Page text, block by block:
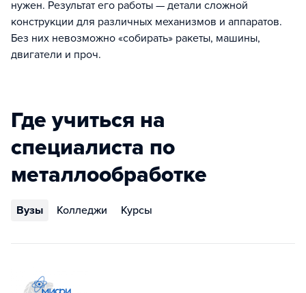
нужен. Результат его работы — детали сложной
конструкции для различных механизмов и аппаратов.
Без них невозможно «собирать» ракеты, машины,
двигатели и проч.
Где учиться на
специалиста по
металлообработке
Вузы Колледжи Курсы